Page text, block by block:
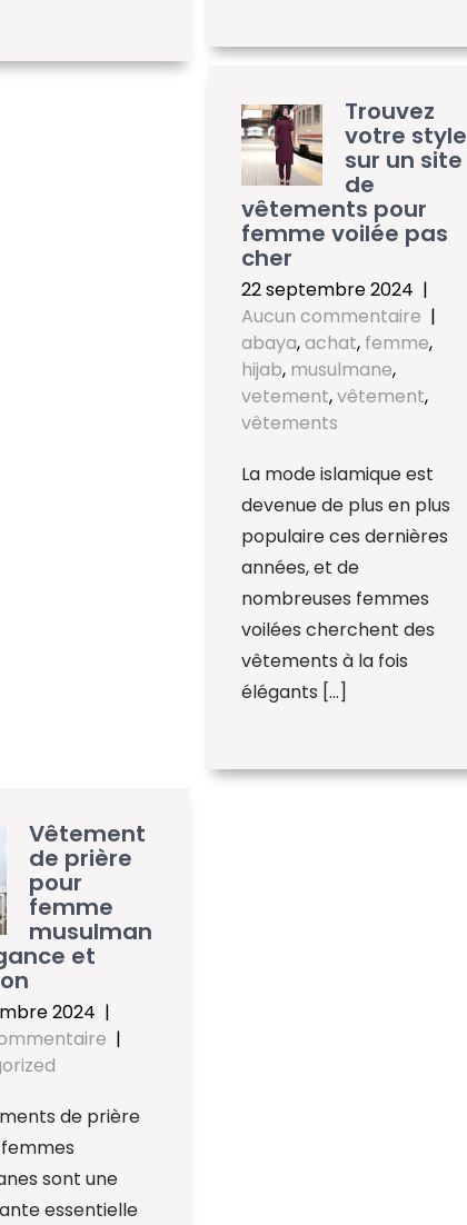
Trouvez
votre style
sur un site
de
vêtements pour
femme voilée pas
cher
22 septembre 2024 |
Aucun commentaire |
abaya,achat, femme,
hijab, musulmane,
vetement,vêtement,
vêtements
La mode islamique est
devenue de plus en plus
populaire ces dernières
années, et de
nombreuses femmes
voilées cherchent des
vêtements à la fois
élégants […]
Vêtement
de prière
pour
femme
musulman
et
2024 |
|
de prière
sont une
essentielle